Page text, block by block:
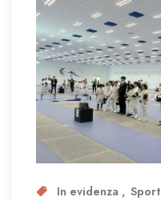
In evidenza Sport